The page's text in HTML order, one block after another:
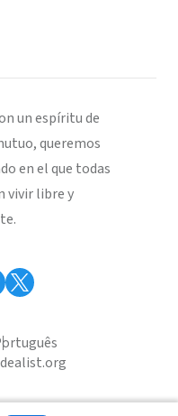
un espíritu de
queremos
en el que todas
vivir libre y